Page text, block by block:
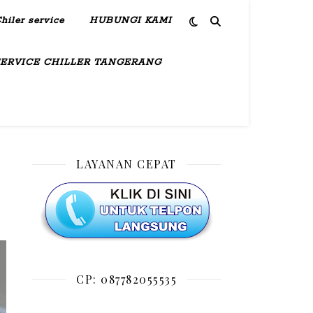
service HUBUNGI KAMI
CHILLER TANGERANG
LAYANAN CEPAT
CP: 087782055535